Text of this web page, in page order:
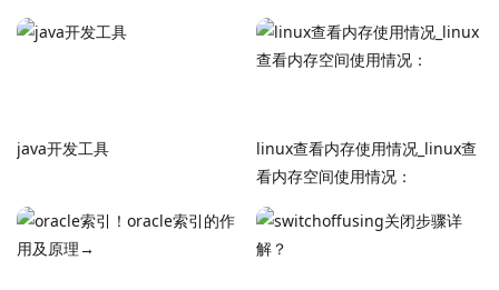
java开发工具
linux查看内存使用情况_linux查
看内存空间使用情况：